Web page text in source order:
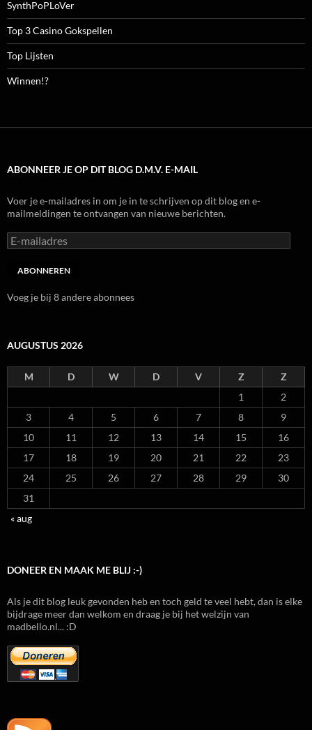
SynthPoPLoVer
Top 3 Casino Gokspellen
Top Lijsten
Winnen!?
ABONNEER JE OP DIT BLOG D.M.V. E-MAIL
Voer je e-mailadres in om je in te schrijven op dit blog en e-
mailmeldingen te ontvangen van nieuwe berichten.
E-
mailadres
ABONNEREN
Voeg je bij 8 andere abonnees
AUGUSTUS 2026
M D W D V Z
Z
1
2
3
4 5 6 7 8
9
10
11 12 13 14 15
16
17
18 19 20 21 22
23
24
25 26 27 28 29
30
31
« aug
DONEER EN MAAK ME BLIJ :-)
Als je dit blog leuk gevonden heb en toch geld te veel hebt, dan is elke
bijdrage meer dan welkom en draag je bij het welzijn van
madbello.nl... :D